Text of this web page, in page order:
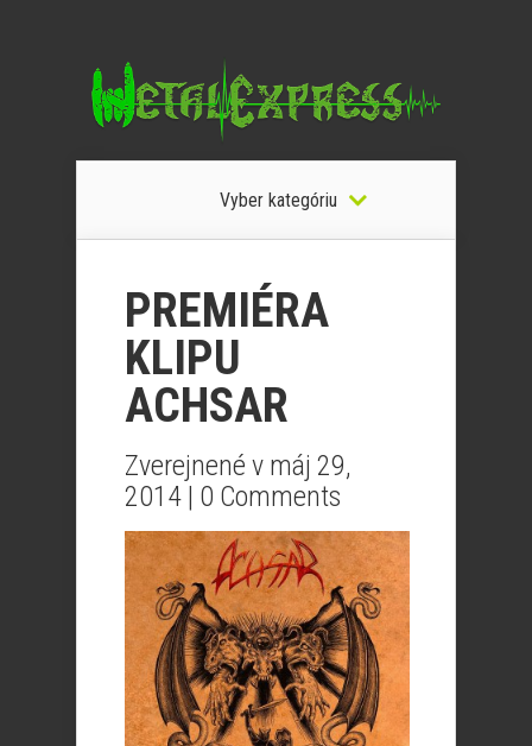
Vyber kategóriu
PREMIÉRA
KLIPU
ACHSAR
Zverejnené v máj 29,
2014 | 0 Comments